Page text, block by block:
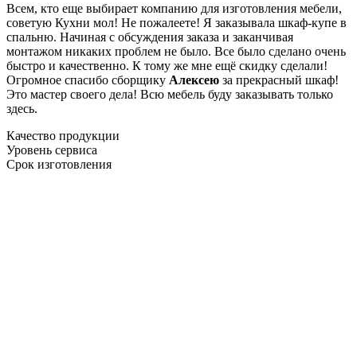
Всем, кто еще выбирает компанию для изготовления мебели,
советую Кухни мол! Не пожалеете! Я заказывала шкаф-купе в
спальню. Начиная с обсуждения заказа и заканчивая
монтажом никаких проблем не было. Все было сделано очень
быстро и качественно. К тому же мне ещё скидку сделали!
Огромное спасибо сборщику Алексею за прекрасный шкаф!
Это мастер своего дела! Всю мебель буду заказывать только
здесь.
Качество продукции
Уровень сервиса
Срок изготовления